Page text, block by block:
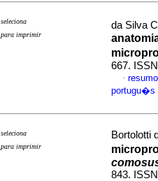
seleciona
para imprimir
da Silva
667.
·
portugu�s
seleciona
para imprimir
Bortolotti
843.